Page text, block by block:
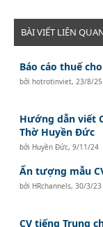
BÀI VIẾT LIÊN
Báo cáo thuế
bởihotrotinviet,23/8/25
Hướng dẫn viết
Thờ Huyền Đức
bởi Huyền Đức,9/11/24
Ấn tượng mẫu
bởi HRchannels,30/3/23
CV tiếng Trung